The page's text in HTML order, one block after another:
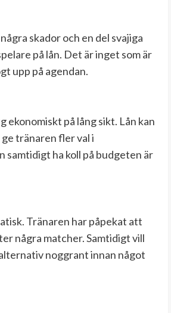
skador och en del svajiga
på lån. Det är inget som är
upp på agendan.
ekonomiskt på lång sikt. Lån kan
tränaren fler val i
samtidigt ha koll på budgeten är
Tränaren har påpekat att
några matcher. Samtidigt vill
noggrant innan något